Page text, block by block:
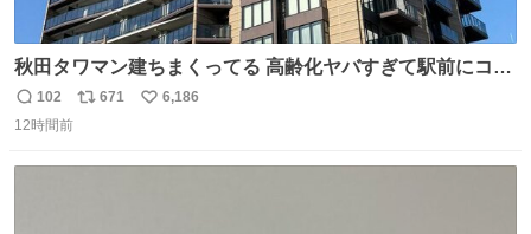
秋田タワマン建ちまくってる 高齢化ヤバすぎて駅前にコン
パクトシティつくって高齢者を住ませる考えらしい 病院も
全部駅前にある
返
信
102
リ
671
い
6,186
12時間前